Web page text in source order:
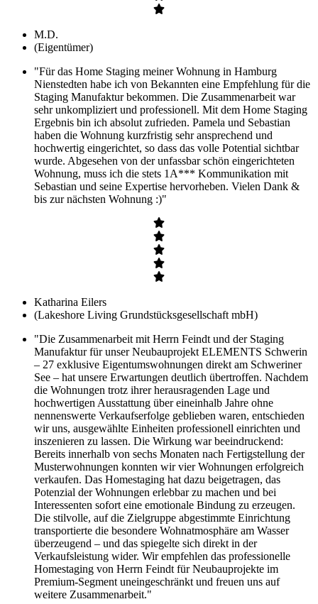
M.D.
(Eigentümer)
"Für das Home Staging meiner Wohnung in Hamburg
Nienstedten habe ich von Bekannten eine Empfehlung für die
Staging Manufaktur bekommen. Die Zusammenarbeit war
sehr unkompliziert und professionell. Mit dem Home Staging
Ergebnis bin ich absolut zufrieden. Pamela und Sebastian
haben die Wohnung kurzfristig sehr ansprechend und
hochwertig eingerichtet, so dass das volle Potential sichtbar
wurde. Abgesehen von der unfassbar schön eingerichteten
Wohnung, muss ich die stets 1A*** Kommunikation mit
Sebastian und seine Expertise hervorheben. Vielen Dank &
bis zur nächsten Wohnung :)"
Katharina Eilers
(Lakeshore Living Grundstücksgesellschaft mbH)
"Die Zusammenarbeit mit Herrn Feindt und der Staging
Manufaktur für unser Neubauprojekt ELEMENTS Schwerin
– 27 exklusive Eigentumswohnungen direkt am Schweriner
See – hat unsere Erwartungen deutlich übertroffen. Nachdem
die Wohnungen trotz ihrer herausragenden Lage und
hochwertigen Ausstattung über eineinhalb Jahre ohne
nennenswerte Verkaufserfolge geblieben waren, entschieden
wir uns, ausgewählte Einheiten professionell einrichten und
inszenieren zu lassen. Die Wirkung war beeindruckend:
Bereits innerhalb von sechs Monaten nach Fertigstellung der
Musterwohnungen konnten wir vier Wohnungen erfolgreich
verkaufen. Das Homestaging hat dazu beigetragen, das
Potenzial der Wohnungen erlebbar zu machen und bei
Interessenten sofort eine emotionale Bindung zu erzeugen.
Die stilvolle, auf die Zielgruppe abgestimmte Einrichtung
transportierte die besondere Wohnatmosphäre am Wasser
überzeugend – und das spiegelte sich direkt in der
Verkaufsleistung wider. Wir empfehlen das professionelle
Homestaging von Herrn Feindt für Neubauprojekte im
Premium-Segment uneingeschränkt und freuen uns auf
weitere Zusammenarbeit."